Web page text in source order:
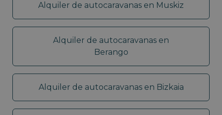
Alquiler de autocaravanas en Muskiz
Alquiler de autocaravanas en
Berango
Alquiler de autocaravanas en Bizkaia